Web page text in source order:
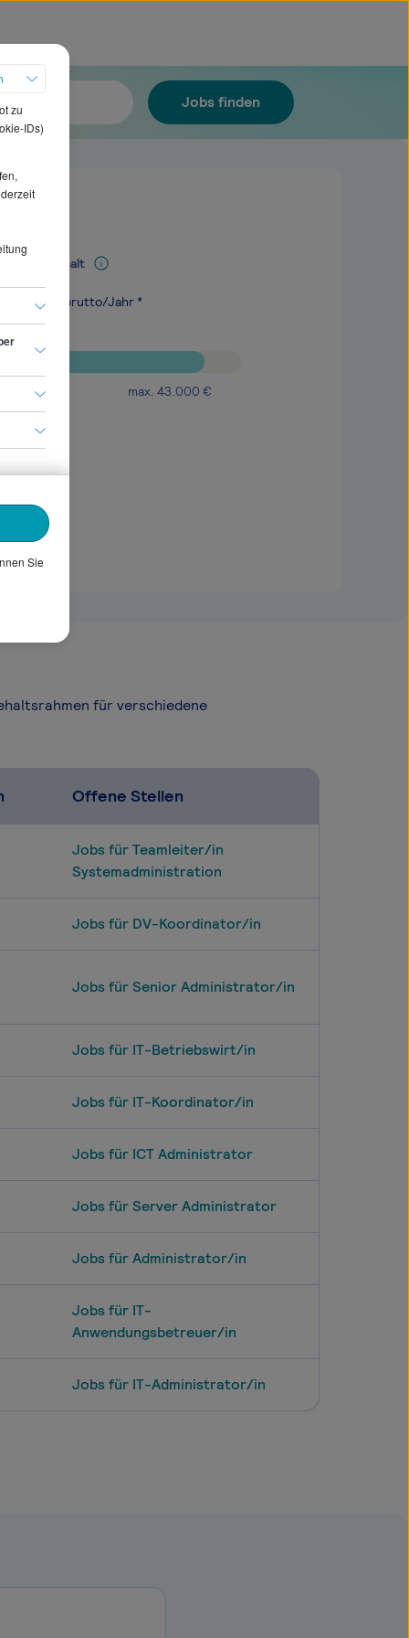
Jobs finden
Mediangehalt
€ brutto/Jahr *
max. 43.000 €
für verschiedene
Offene Stellen
Jobs für Teamleiter/in
Systemadministration
Jobs für DV-Koordinator/in
Jobs für Senior Administrator/in
Jobs für IT-Betriebswirt/in
Jobs für IT-Koordinator/in
Jobs für ICT Administrator
Jobs für Server Administrator
Jobs für Administrator/in
Jobs für IT-
Anwendungsbetreuer/in
Jobs für IT-Administrator/in
zu
IDs)
Sie